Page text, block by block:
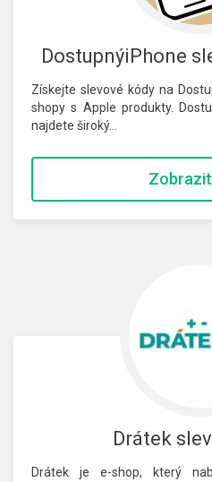
DostupnýiPhone
Získejte slevové kódy na
shopy s Apple produkty.
najdete široký…
Drátek
Drátek je e-shop, který